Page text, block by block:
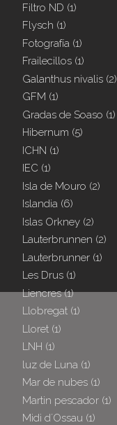
Filtro ND (1)
Flysch (1)
Fotografía (1)
Frailecillos (1)
Galanthus nivalis (2)
GFM (1)
Gradas de Soaso (1)
Hibernum (5)
ICHN (1)
IEC (1)
Isla de Mouro (2)
Islandia (6)
Islas Orkney (2)
Lauterbrunnen (2)
Lauterbrunner (1)
Les Drus (1)
Liencres(1)
Llobregat (1)
Lloret (1)
LNH (1)
luz de Luna (1)
Mar de nubes (1)
Martin pescador (1)
Midi d´Ossau (1)